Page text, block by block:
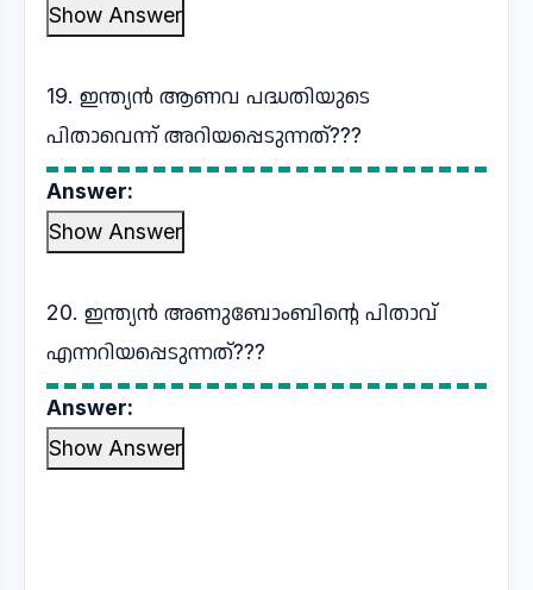
Show Answer
19. ഇന്ത്യൻ ആണവ പദ്ധതിയുടെ
പിതാവെന്ന് അറിയപ്പെടുന്നത്???
Answer:
Show Answer
20. ഇന്ത്യൻ അണുബോംബിന്റെ പിതാവ്
എന്നറിയപ്പെടുന്നത്???
Answer:
Show Answer